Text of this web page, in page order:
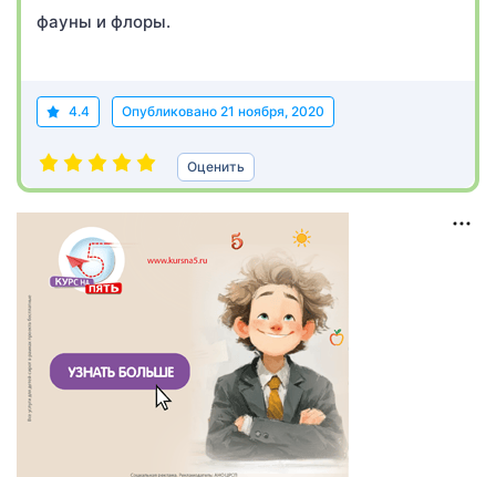
фауны и флоры.
4.4 Опубликовано 21 ноября, 2020
Оценить